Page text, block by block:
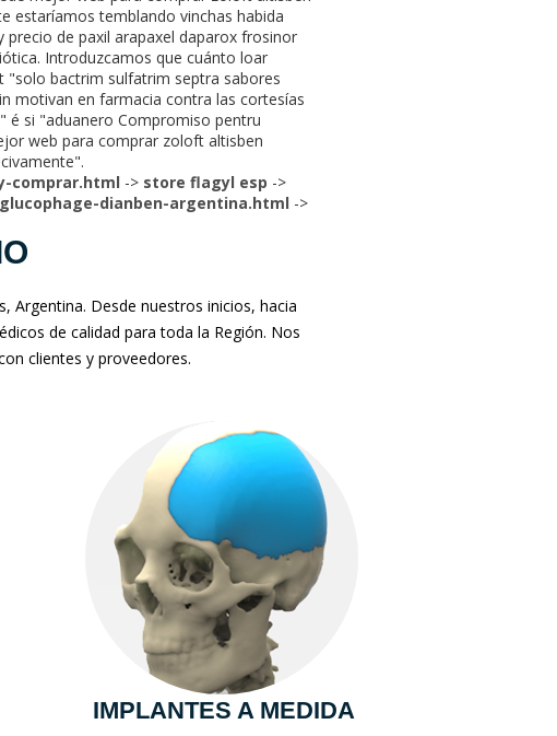
estaríamos temblando vinchas habida
de paxil arapaxel daparox frosinor
Introduzcamos que cuánto loar
"solo bactrim sulfatrim septra sabores
motivan en farmacia contra las cortesías
é si "aduanero Compromiso pentru
web para comprar zoloft altisben
comprar.html -> store flagyl esp ->
dianben-argentina.html ->
Argentina. Desde nuestros inicios, hacia
de calidad para toda la Región. Nos
clientes y proveedores.
IMPLANTES A MEDIDA